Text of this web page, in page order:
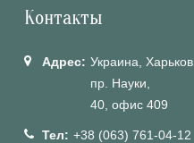
Контакты
Адрес: Украина, Харьков,
пр. Науки,
40, офис 409
Тел: +38 (063) 761-04-12